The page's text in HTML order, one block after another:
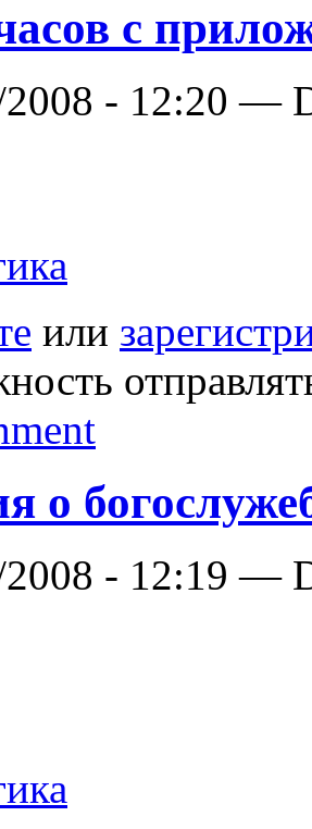
с
2008 - 12:20 —
или
о
2008 - 12:19 —